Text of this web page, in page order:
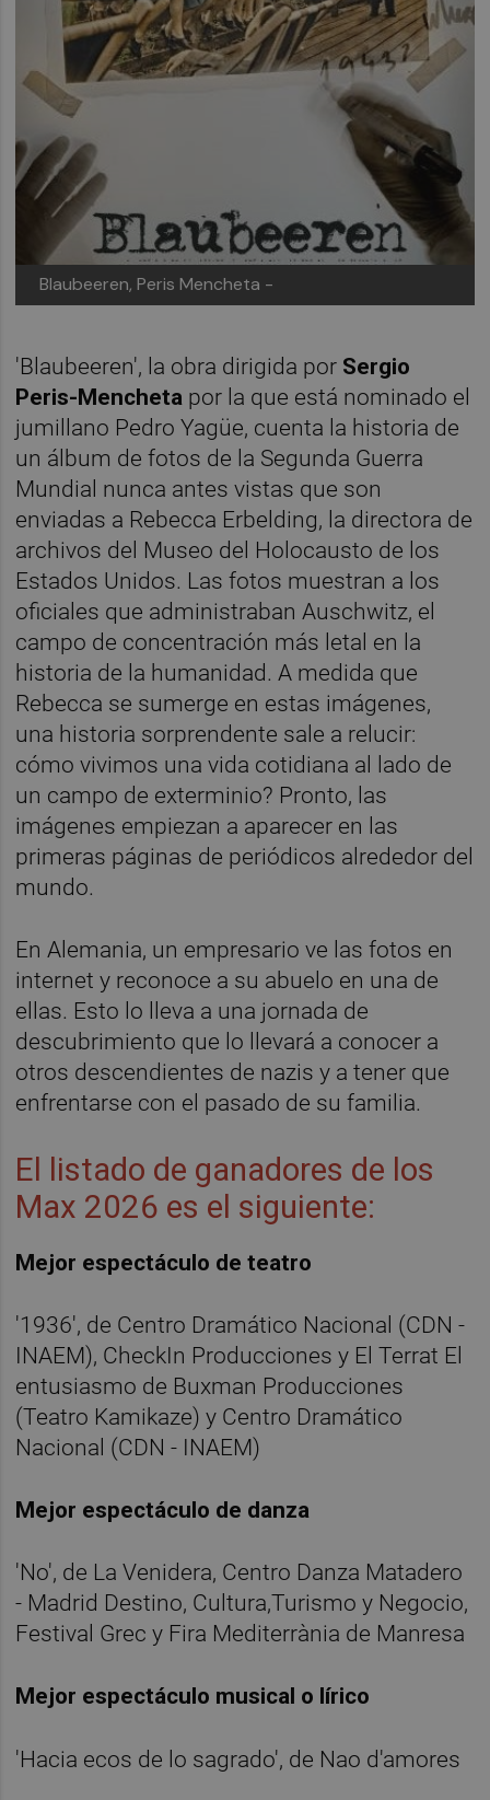
Blaubeeren, Peris Mencheta -
'Blaubeeren', la obra dirigida por Sergio
Peris-Mencheta por la que está nominado el
jumillano Pedro Yagüe, cuenta la historia de
un álbum de fotos de la Segunda Guerra
Mundial nunca antes vistas que son
enviadas a Rebecca Erbelding, la directora de
archivos del Museo del Holocausto de los
Estados Unidos. Las fotos muestran a los
oficiales que administraban Auschwitz, el
campo de concentración más letal en la
historia de la humanidad. A medida que
Rebecca se sumerge en estas imágenes,
una historia sorprendente sale a relucir:
cómo vivimos una vida cotidiana al lado de
un campo de exterminio? Pronto, las
imágenes empiezan a aparecer en las
primeras páginas de periódicos alrededor del
mundo.
En Alemania, un empresario ve las fotos en
internet y reconoce a su abuelo en una de
ellas. Esto lo lleva a una jornada de
descubrimiento que lo llevará a conocer a
otros descendientes de nazis y a tener que
enfrentarse con el pasado de su familia.
El listado de ganadores de los
Max 2026 es el siguiente:
Mejor espectáculo de teatro
'1936', de Centro Dramático Nacional (CDN -
INAEM), CheckIn Producciones y El Terrat El
entusiasmo de Buxman Producciones
(Teatro Kamikaze) y Centro Dramático
Nacional (CDN - INAEM)
Mejor espectáculo de danza
'No', de La Venidera, Centro Danza Matadero
- Madrid Destino, Cultura,Turismo y Negocio,
Festival Grec y Fira Mediterrània de Manresa
Mejor espectáculo musical o lírico
'Hacia ecos de lo sagrado', de Nao d'amores